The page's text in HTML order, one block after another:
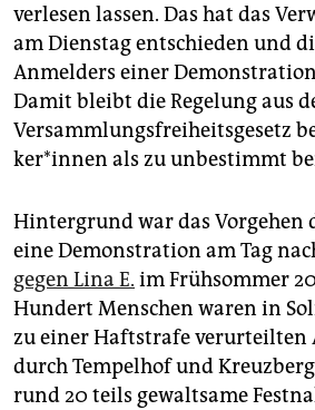
verlesen lassen. Das hat das
am Dienstag entschieden und
Anmelders einer
Damit bleibt die Regelung aus
Versammlungsfreiheitsgesetz
ke­r*in­nen als zu unbestimmt
Hintergrund war das Vorgehen
eine Demonstration am Tag
gegen Lina E. im Frühsommer
Hundert Menschen waren in
zu einer Haftstrafe
durch Tempelhof und Kreuzberg
rund 20 teils gewaltsame